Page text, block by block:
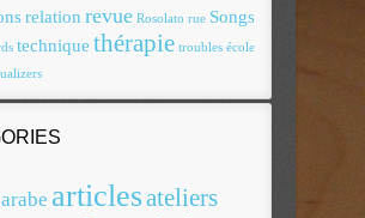
relation revue Rosolato rue Songs
technique thérapie troubles école
arabe articlesateliers